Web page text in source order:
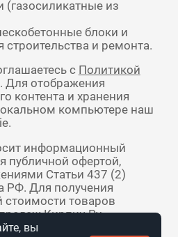
из
блоки и
строительства и ремонта.
с Политикой
. Для отображения
контента и хранения
компьютере наш
информационный
публичной офертой,
Статьи 437 (2)
РФ. Для получения
товаров
Кирпич Ру.
вы